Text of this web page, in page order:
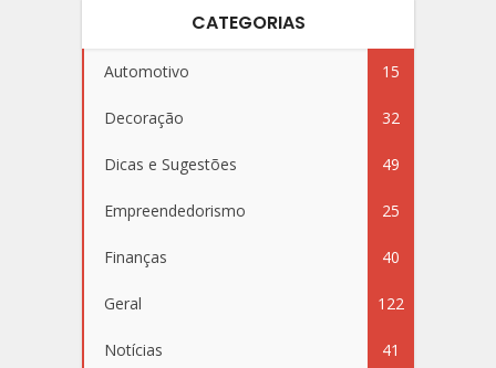
CATEGORIAS
Automotivo 15
Decoração 32
Dicas e Sugestões 49
Empreendedorismo 25
Finanças 40
Geral 122
Notícias 41